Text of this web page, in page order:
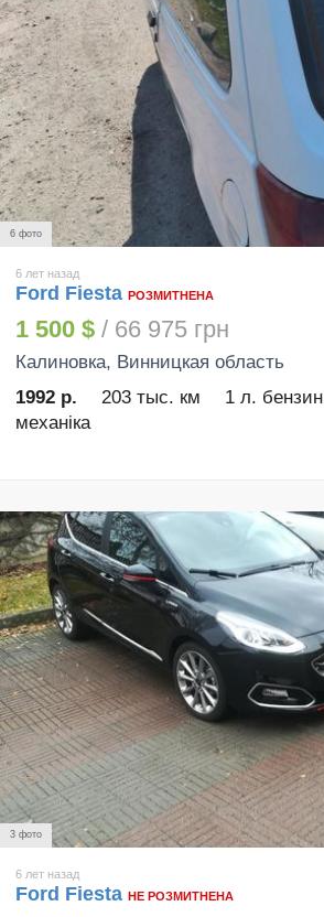
6 фото
6 лет назад
Ford Fiesta РОЗМИТНЕНА
1 500 $ / 66 975 грн
Калиновка, Винницкая область
1992 р.
203 тыс. км 1 л. бензин
механіка
3 фото
6 лет назад
Ford Fiesta НЕ РОЗМИТНЕНА